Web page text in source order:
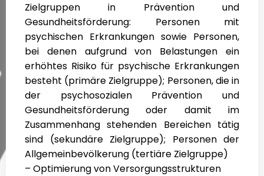
Zielgruppen in Prävention und
Gesundheitsförderung: Personen mit
psychischen Erkrankungen sowie Personen,
bei denen aufgrund von Belastungen ein
erhöhtes Risiko für psychische Erkrankungen
besteht (primäre Zielgruppe); Personen, die in
der psychosozialen Prävention und
Gesundheitsförderung oder damit im
Zusammenhang stehenden Bereichen tätig
sind (sekundäre Zielgruppe); Personen der
Allgemeinbevölkerung (tertiäre Zielgruppe)
– Optimierung von Versorgungsstrukturen